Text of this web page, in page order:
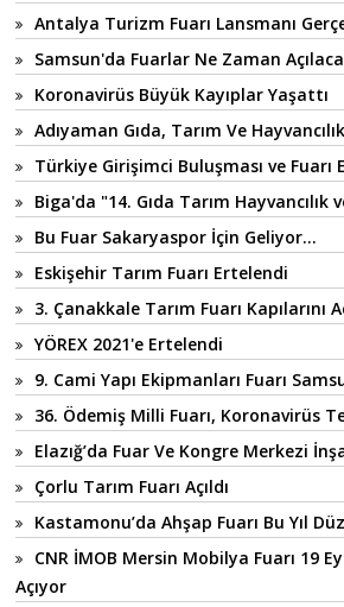
Antalya Turizm Fuarı Lansmanı
Samsun'da Fuarlar Ne Zaman
Koronavirüs Büyük Kayıplar Yaşattı
Adıyaman Gıda, Tarım Ve
Türkiye Girişimci Buluşması ve Fuarı
Biga'da "14. Gıda Tarım Hayvancılık
Bu Fuar Sakaryaspor İçin Geliyor...
Eskişehir Tarım Fuarı Ertelendi
3. Çanakkale Tarım Fuarı Kapılarını
YÖREX 2021'e Ertelendi
9. Cami Yapı Ekipmanları Fuarı
36. Ödemiş Milli Fuarı, Koronavirüs
Elazığ’da Fuar Ve Kongre Merkezi
Çorlu Tarım Fuarı Açıldı
Kastamonu’da Ahşap Fuarı Bu Yıl
CNR İMOB Mersin Mobilya Fuarı 19
Açıyor